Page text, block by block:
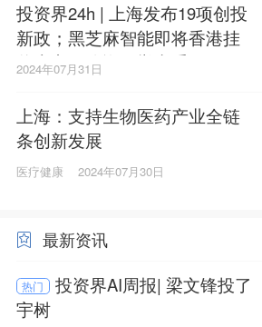
投资界24h | 上海发布19项创投
新政；黑芝麻智能即将香港挂
牌上市；险资一举出手100亿
2024年07月31日
上海：支持生物医药产业全链
条创新发展
医疗健康 2024年07月30日
最新资讯
热门
投资界AI周报| 梁文锋投了
宇树